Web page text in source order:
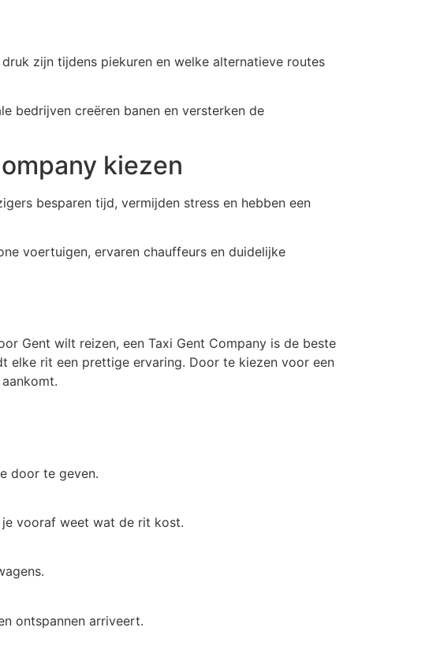
zijn tijdens piekuren en welke alternatieve routes
bedrijven creëren banen en versterken de
kiezen
besparen tijd, vermijden stress en hebben een
voertuigen, ervaren chauffeurs en duidelijke
Gent wilt reizen, een Taxi Gent Company is de beste
elke rit een prettige ervaring. Door te kiezen voor een
door te geven.
je vooraf weet wat de rit kost.
ontspannen arriveert.